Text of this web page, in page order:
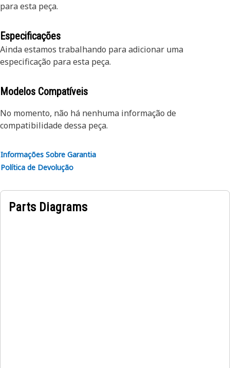
para esta peça.
Especificações
Ainda estamos trabalhando para adicionar uma
especificação para esta peça.
Modelos Compatíveis
No momento, não há nenhuma informação de
compatibilidade dessa peça.
Informações Sobre Garantia
Política de Devolução
Parts Diagrams